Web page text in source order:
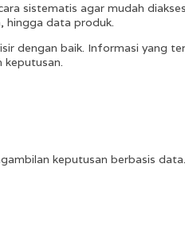
sistematis agar mudah
hingga data produk.
dengan baik. Informasi yang
keputusan.
keputusan berbasis